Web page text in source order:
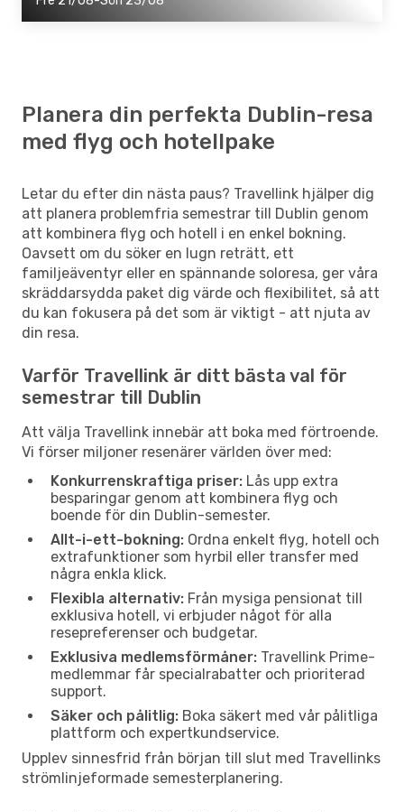
Planera din perfekta Dublin-resa
med flyg och hotellpake
Letar du efter din nästa paus? Travellink hjälper dig
att planera problemfria semestrar till Dublin genom
att kombinera flyg och hotell i en enkel bokning.
Oavsett om du söker en lugn reträtt, ett
familjeäventyr eller en spännande soloresa, ger våra
skräddarsydda paket dig värde och flexibilitet, så att
du kan fokusera på det som är viktigt - att njuta av
din resa.
Varför Travellink är ditt bästa val för
semestrar till Dublin
Att välja Travellink innebär att boka med förtroende.
Vi förser miljoner resenärer världen över med:
Konkurrenskraftiga priser: Lås upp extra
besparingar genom att kombinera flyg och
boende för din Dublin-semester.
Allt-i-ett-bokning: Ordna enkelt flyg, hotell och
extrafunktioner som hyrbil eller transfer med
några enkla klick.
Flexibla alternativ: Från mysiga pensionat till
exklusiva hotell, vi erbjuder något för alla
resepreferenser och budgetar.
Exklusiva medlemsförmåner: Travellink Prime-
medlemmar får specialrabatter och prioriterad
support.
Säker och pålitlig: Boka säkert med vår pålitliga
plattform och expertkundservice.
Upplev sinnesfrid från början till slut med Travellinks
strömlinjeformade semesterplanering.